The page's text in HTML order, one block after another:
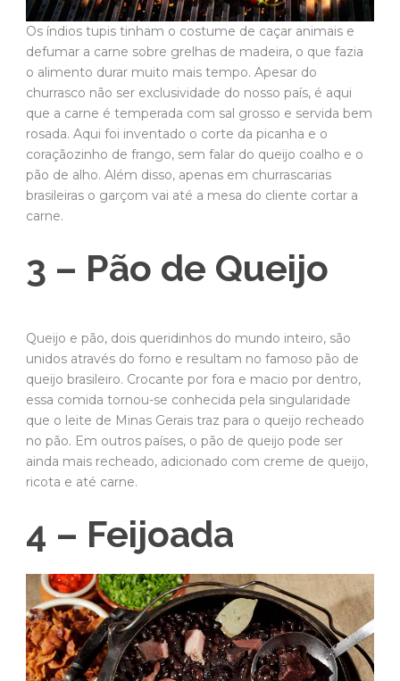
Os índios tupis tinham o costume de caçar animais e
defumar a carne sobre grelhas de madeira, o que fazia
o alimento durar muito mais tempo. Apesar do
churrasco não ser exclusividade do nosso país, é aqui
que a carne é temperada com sal grosso e servida bem
rosada. Aqui foi inventado o corte da picanha e o
coraçãozinho de frango, sem falar do queijo coalho e o
pão de alho. Além disso, apenas em churrascarias
brasileiras o garçom vai até a mesa do cliente cortar a
carne.
3 – Pão de Queijo
Queijo e pão, dois queridinhos do mundo inteiro, são
unidos através do forno e resultam no famoso pão de
queijo brasileiro. Crocante por fora e macio por dentro,
essa comida tornou-se conhecida pela singularidade
que o leite de Minas Gerais traz para o queijo recheado
no pão. Em outros países, o pão de queijo pode ser
ainda mais recheado, adicionado com creme de queijo,
ricota e até carne.
4 – Feijoada